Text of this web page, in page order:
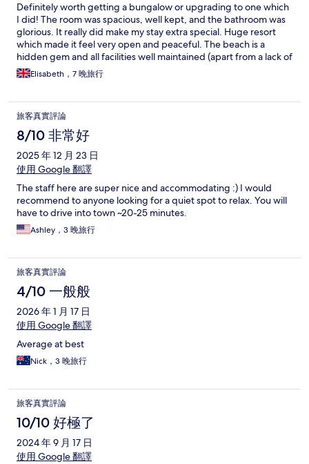
Definitely worth getting a bungalow or upgrading to one which
I did! The room was spacious, well kept, and the bathroom was
glorious. It really did make my stay extra special. Huge resort
which made it feel very open and peaceful. The beach is a
hidden gem and all facilities well maintained (apart from a lack of
airconditioning in the gym!) Buffet breakfast was fairly standard
but fresh. Staff were incredibly kind, helpful and welcoming.
Elisabeth，7 晚旅行
旅客真實評論
8/10 非常好
2025 年 12 月 23 日
使用 Google 翻譯
The staff here are super nice and accommodating :) I would
recommend to anyone looking for a quiet spot to relax. You will
have to drive into town ~20-25 minutes.
Ashley，3 晚旅行
旅客真實評論
4/10 一般般
2026 年 1 月 17 日
使用 Google 翻譯
Average at best
Nick，3 晚旅行
旅客真實評論
10/10 好極了
2024 年 9 月 17 日
使用 Google 翻譯